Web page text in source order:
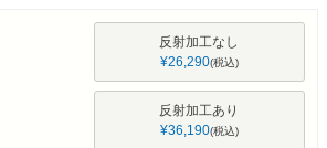
反射加工なし
¥26,290 税込
反射加工あり
¥36,190 税込